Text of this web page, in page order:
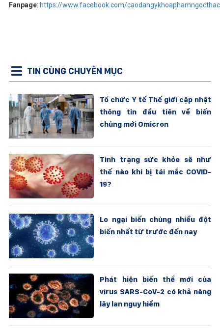
Fanpage: https://www.facebook.com/
TIN CÙNG CHUYÊN MỤC
Tổ chức Y tế Thế giới cập nhật
thông tin đầu tiên về biến
chủng mới Omicron
Tình trạng sức khỏe sẽ như
thế nào khi bị tái mắc COVID-
19?
Lo ngại biến chủng nhiều đột
biến nhất từ trước đến nay
Phát hiện biến thể mới của
virus SARS-CoV-2 có khả năng
lây lan nguy hiểm